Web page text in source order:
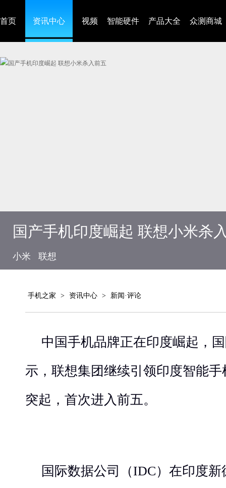
首页 资讯中心 视频 智能硬件 产品大全 众测商城
国产手机印度崛起 联想小米杀
小米 联想
手机之家 > 资讯中心 > 新闻·评论
中国手机品牌正在印度崛起，
示，联想集团继续引领印度智能
突起，首次进入前五。
国际数据公司（IDC）在印度